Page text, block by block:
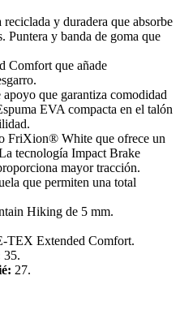
y duradera que absorbe
Puntera y banda de goma que
Comfort que añade
apoyo que garantiza comodidad
EVA compacta en el talón
FriXion® White que ofrece un
tecnología Impact Brake
mayor tracción.
que permiten una total
Hiking de 5 mm.
TEX Extended Comfort.
35.
27.